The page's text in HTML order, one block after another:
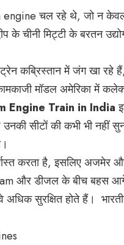
चल रहे थे, जो न केवल
के चीनी मिट्टी के बरतन
कब्रिस्तान में जंग खा रहे
मॉडल अमेरिका में
Engine Train in India
सीटों की कभी भी नहीं
करता है, इसलिए
और डीजल के बीच
सुरक्षित होते हैं।